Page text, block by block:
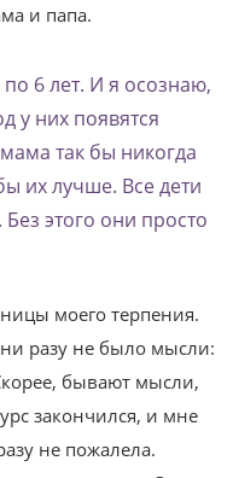
и папа.
6 лет. И я осознаю,
у них появятся
так бы никогда
их лучше. Все дети
этого они просто
моего терпения.
разу не было мысли:
бывают мысли,
закончился, и мне
не пожалела.